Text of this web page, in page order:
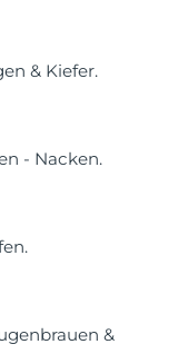
& Kiefer.
- Nacken.
&